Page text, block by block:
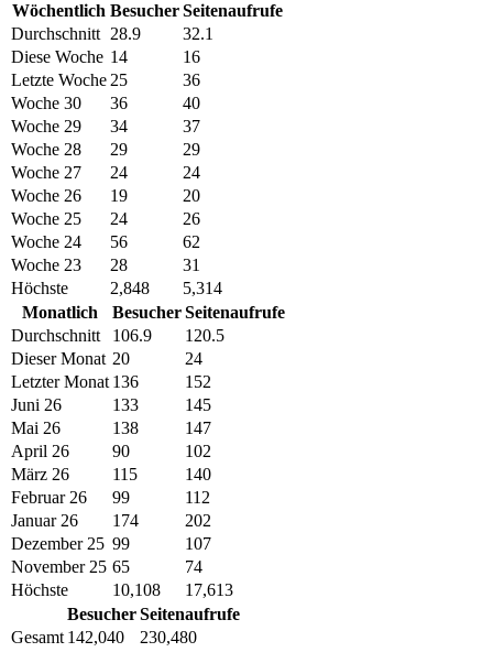
Wöchentlich BesucherSeitenaufrufe
Durchschnitt 28.9
32.1
Diese Woche 14
16
Letzte Woche25
36
Woche 30
36
40
Woche 29
34
37
Woche 28
29
29
Woche 27
24
24
Woche 26
19
20
Woche 25
24
26
Woche 24
56
62
Woche 23
28
31
Höchste
2,848
5,314
Monatlich
BesucherSeitenaufrufe
Durchschnitt
106.9
120.5
Dieser Monat 20
24
Letzter Monat 136
152
Juni 26
133
145
Mai 26
138
147
April 26
90
102
März 26
115
140
Februar 26
99
112
Januar 26
174
202
Dezember 25 99
107
November 25 65
74
Höchste
10,108
17,613
BesucherSeitenaufrufe
Gesamt 142,040 230,480